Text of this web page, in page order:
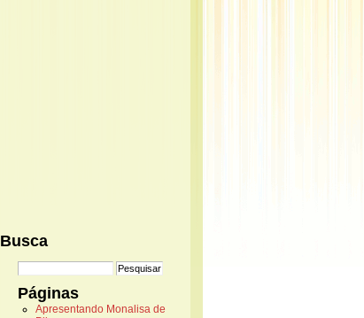
Busca
Páginas
Apresentando Monalisa de